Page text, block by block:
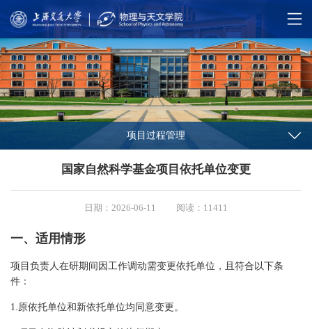
项目过程管理
国家自然科学基金项目依托单位变更
日期：2026-06-11 阅读：11411
一、适用情形
项目负责人在研期间因工作调动需变更依托单位，且符合以下条
件：
1.原依托单位和新依托单位均同意变更。